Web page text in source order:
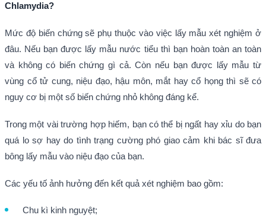
Chlamydia?
Mức độ biến chứng sẽ phụ thuộc vào việc lấy mẫu xét nghiệm ở
đâu. Nếu bạn được lấy mẫu nước tiểu thì bạn hoàn toàn an toàn
và không có biến chứng gì cả. Còn nếu bạn được lấy mẫu từ
vùng cổ tử cung, niệu đạo, hậu môn, mắt hay cổ họng thì sẽ có
nguy cơ bị một số biến chứng nhỏ không đáng kể.
Trong một vài trường hợp hiếm, bạn có thể bị ngất hay xỉu do bạn
quá lo sợ hay do tình trạng cường phó giao cảm khi bác sĩ đưa
bông lấy mẫu vào niệu đạo của bạn.
Các yếu tố ảnh hưởng đến kết quả xét nghiệm bao gồm:
Chu kì kinh nguyệt;